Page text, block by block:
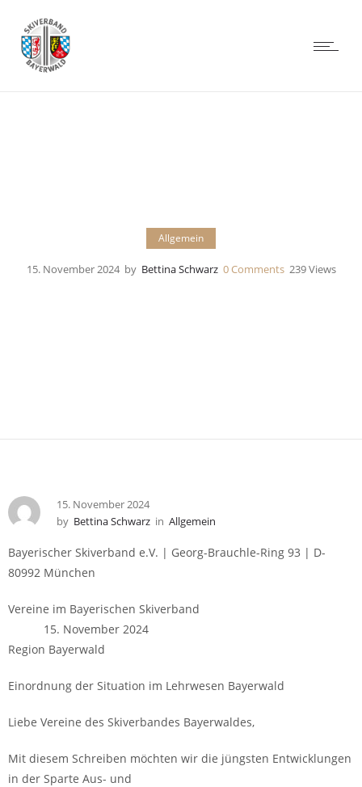
Allgemein
15. November 2024 by Bettina Schwarz 0Comments 239 Views
15. November 2024
by Bettina Schwarz in Allgemein
Bayerischer Skiverband e.V. | Georg-Brauchle-Ring 93 | D-
80992 München
Vereine im Bayerischen Skiverband
15. November 2024
Region Bayerwald
Einordnung der Situation im Lehrwesen Bayerwald
Liebe Vereine des Skiverbandes Bayerwaldes,
Mit diesem Schreiben möchten wir die jüngsten Entwicklungen
in der Sparte Aus- und